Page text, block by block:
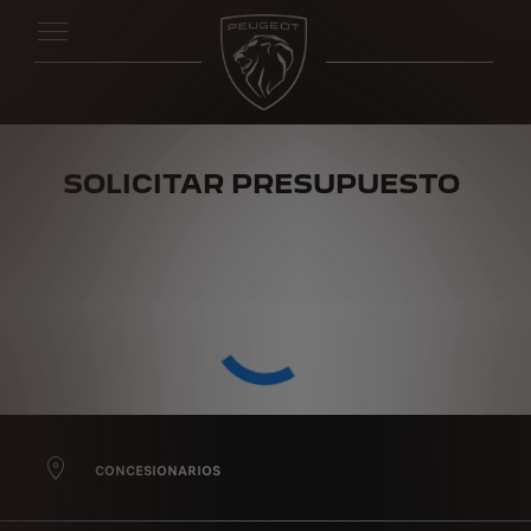
SOLICITAR PRESUPUESTO
CONCESIONARIOS